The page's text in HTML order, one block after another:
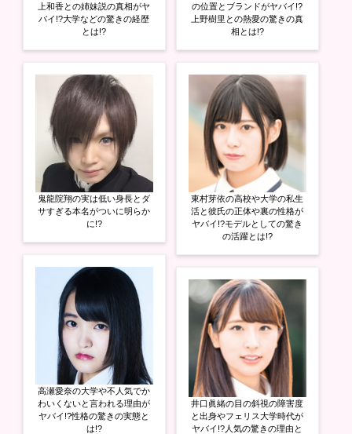
上和香との姉妹説の真相がヤ
バイ!?大学などの驚きの経歴
とは!?
鬼龍院翔の実は低い身長とダ
サすぎる本名がついに明らか
に!?
高瀬愛奈の大学や不人気でか
わいくないと言われる理由が
ヤバイ!?性格の驚きの実態と
は!?
の位置とブランドがヤバイ!?
上野樹里との熱愛の驚きの真
相とは!?
東村芽依の高校や大学の私生
活と彼氏の正体や裏の性格が
ヤバイ!?モデルとしての驚き
の活躍とは!?
井口眞緒の目の斜視の障害度
と出身やフェリス大学時代が
ヤバイ!?人気の驚きの理由と